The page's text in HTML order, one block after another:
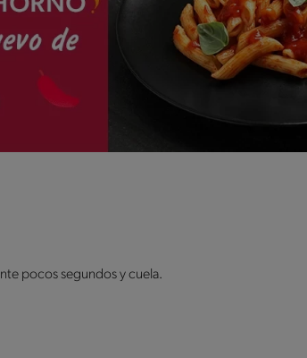
pocos segundos y cuela.